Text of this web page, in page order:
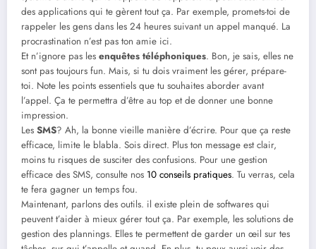
des applications qui te gèrent tout ça. Par exemple, promets-toi de
rappeler les gens dans les 24 heures suivant un appel manqué. La
procrastination n’est pas ton amie ici.
Et n’ignore pas les enquêtes téléphoniques. Bon, je sais, elles ne
sont pas toujours fun. Mais, si tu dois vraiment les gérer, prépare-
toi. Note les points essentiels que tu souhaites aborder avant
l’appel. Ça te permettra d’être au top et de donner une bonne
impression.
Les SMS? Ah, la bonne vieille manière d’écrire. Pour que ça reste
efficace, limite le blabla. Sois direct. Plus ton message est clair,
moins tu risques de susciter des confusions. Pour une gestion
efficace des SMS, consulte nos 10 conseils pratiques. Tu verras, cela
te fera gagner un temps fou.
Maintenant, parlons des outils. il existe plein de softwares qui
peuvent t’aider à mieux gérer tout ça. Par exemple, les solutions de
gestion des plannings. Elles te permettent de garder un œil sur tes